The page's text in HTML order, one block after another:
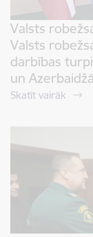
Valsts
Valsts
darbības
un
Skatīt vairāk